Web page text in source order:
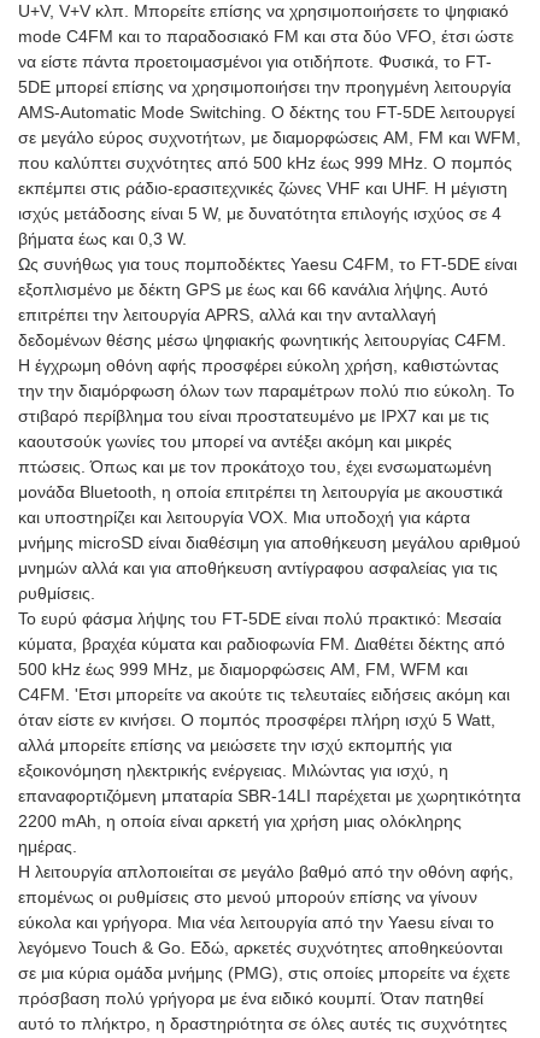
U+V, V+V κλπ. Μπορείτε επίσης να χρησιμοποιήσετε το ψηφιακό
mode C4FM και το παραδοσιακό FM και στα δύο VFO, έτσι ώστε
να είστε πάντα προετοιμασμένοι για οτιδήποτε. Φυσικά, το FT-
5DE μπορεί επίσης να χρησιμοποιήσει την προηγμένη λειτουργία
AMS-Automatic Mode Switching. Ο δέκτης του FT-5DE λειτουργεί
σε μεγάλο εύρος συχνοτήτων, με διαμορφώσεις AM, FM και WFM,
που καλύπτει συχνότητες από 500 kHz έως 999 MHz. Ο πομπός
εκπέμπει στις ράδιο-ερασιτεχνικές ζώνες VHF και UHF. Η μέγιστη
ισχύς μετάδοσης είναι 5 W, με δυνατότητα επιλογής ισχύος σε 4
βήματα έως και 0,3 W.
Ως συνήθως για τους πομποδέκτες Yaesu C4FM, το FT-5DE είναι
εξοπλισμένο με δέκτη GPS με έως και 66 κανάλια λήψης. Αυτό
επιτρέπει την λειτουργία APRS, αλλά και την ανταλλαγή
δεδομένων θέσης μέσω ψηφιακής φωνητικής λειτουργίας C4FM.
Η έγχρωμη οθόνη αφής προσφέρει εύκολη χρήση, καθιστώντας
την την διαμόρφωση όλων των παραμέτρων πολύ πιο εύκολη. Το
στιβαρό περίβλημα του είναι προστατευμένο με IPX7 και με τις
καουτσούκ γωνίες του μπορεί να αντέξει ακόμη και μικρές
πτώσεις. Όπως και με τον προκάτοχο του, έχει ενσωματωμένη
μονάδα Bluetooth, η οποία επιτρέπει τη λειτουργία με ακουστικά
και υποστηρίζει και λειτουργία VOX. Μια υποδοχή για κάρτα
μνήμης microSD είναι διαθέσιμη για αποθήκευση μεγάλου αριθμού
μνημών αλλά και για αποθήκευση αντίγραφου ασφαλείας για τις
ρυθμίσεις.
Το ευρύ φάσμα λήψης του FT-5DE είναι πολύ πρακτικό: Μεσαία
κύματα, βραχέα κύματα και ραδιοφωνία FM. Διαθέτει δέκτης από
500 kHz έως 999 MHz, με διαμορφώσεις AM, FM, WFM και
C4FM. 'Ετσι μπορείτε να ακούτε τις τελευταίες ειδήσεις ακόμη και
όταν είστε εν κινήσει. Ο πομπός προσφέρει πλήρη ισχύ 5 Watt,
αλλά μπορείτε επίσης να μειώσετε την ισχύ εκπομπής για
εξοικονόμηση ηλεκτρικής ενέργειας. Μιλώντας για ισχύ, η
επαναφορτιζόμενη μπαταρία SBR-14LI παρέχεται με χωρητικότητα
2200 mAh, η οποία είναι αρκετή για χρήση μιας ολόκληρης
ημέρας.
Η λειτουργία απλοποιείται σε μεγάλο βαθμό από την οθόνη αφής,
επομένως οι ρυθμίσεις στο μενού μπορούν επίσης να γίνουν
εύκολα και γρήγορα. Μια νέα λειτουργία από την Yaesu είναι το
λεγόμενο Touch & Go. Εδώ, αρκετές συχνότητες αποθηκεύονται
σε μια κύρια ομάδα μνήμης (PMG), στις οποίες μπορείτε να έχετε
πρόσβαση πολύ γρήγορα με ένα ειδικό κουμπί. Όταν πατηθεί
αυτό το πλήκτρο, η δραστηριότητα σε όλες αυτές τις συχνότητες